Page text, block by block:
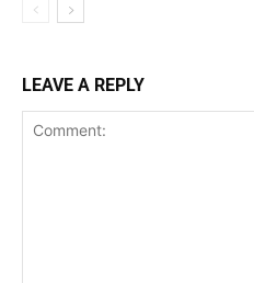
LEAVE A REPLY